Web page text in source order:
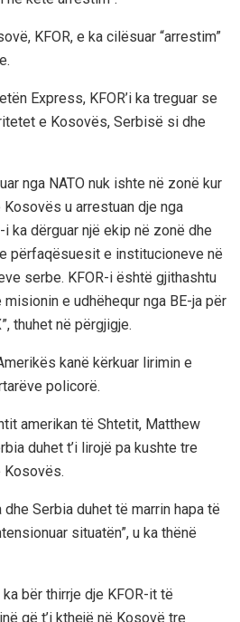
KFOR, e ka cilësuar “arrestim”
Express, KFOR’i ka treguar se
e Kosovës, Serbisë si dhe
nga NATO nuk ishte në zonë kur
u arrestuan dje nga
ka dërguar një ekip në zonë dhe
përfaqësuesit e institucioneve në
serbe. KFOR-i është gjithashtu
e udhëhequr nga BE-ja për
thuhet në përgjigje.
kanë kërkuar lirimin e
policorë.
amerikan të Shtetit, Matthew
duhet t’i lirojë pa kushte tre
Serbia duhet të marrin hapa të
situatën”, u ka thënë
bër thirrje dje KFOR-it të
që t’i kthejë në Kosovë tre